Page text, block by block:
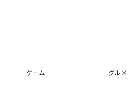
ゲーム グルメ